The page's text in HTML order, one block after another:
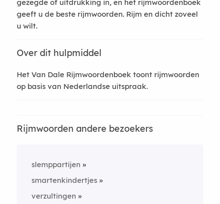
gezegde of uitdrukking in, en het rijmwoordenboek
geeft u de beste rijmwoorden. Rijm en dicht zoveel
u wilt.
Over dit hulpmiddel
Het Van Dale Rijmwoordenboek toont rijmwoorden
op basis van Nederlandse uitspraak.
Rijmwoorden andere bezoekers
slemppartijen
smartenkindertjes
verzultingen